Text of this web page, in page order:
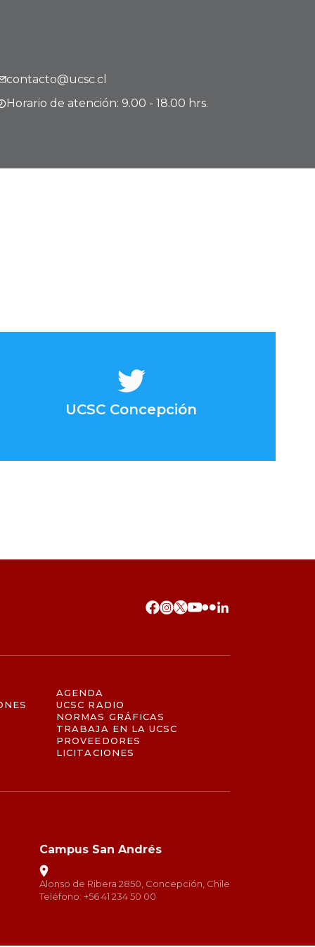
contacto@ucsc.cl
Horario de atención: 9.00 - 18.00 hrs.
UCSC Concepción
AGENDA
UCSC RADIO
NORMAS GRÁFICAS
TRABAJA EN LA UCSC
PROVEEDORES
LICITACIONES
Campus San Andrés
Alonso de Ribera 2850, Concepción, Chile
Teléfono: +56 41 234 50 00